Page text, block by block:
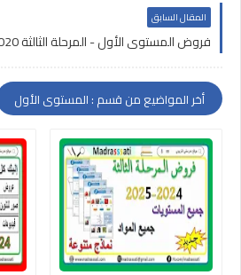
المقال السابق
فروض المستوى الأول - المرحلة الثالثة 2020-2021
أخر المواضيع من قسم : المستوى الأول